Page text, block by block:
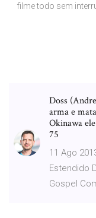
filme todo sem
Doss
arma e
Okinawa
75
11 Ago
Estendido
Gospel